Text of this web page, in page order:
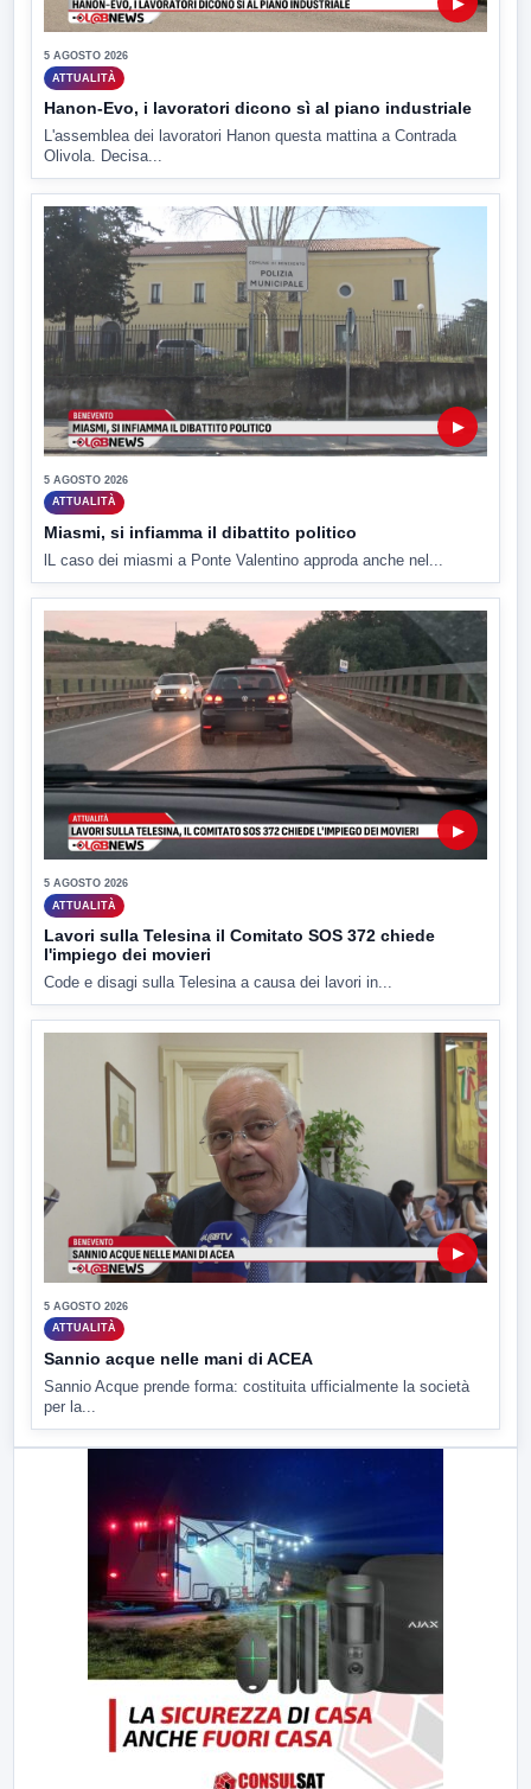
5 AGOSTO 2026
ATTUALITÀ
Hanon-Evo, i lavoratori dicono sì al piano industriale
L'assemblea dei lavoratori Hanon questa mattina a Contrada
Olivola. Decisa...
▶
5 AGOSTO 2026
ATTUALITÀ
Miasmi, si infiamma il dibattito politico
lL caso dei miasmi a Ponte Valentino approda anche nel...
▶
5 AGOSTO 2026
ATTUALITÀ
Lavori sulla Telesina il Comitato SOS 372 chiede
l'impiego dei movieri
Code e disagi sulla Telesina a causa dei lavori in...
▶
5 AGOSTO 2026
ATTUALITÀ
Sannio acque nelle mani di ACEA
Sannio Acque prende forma: costituita ufficialmente la società
per la...